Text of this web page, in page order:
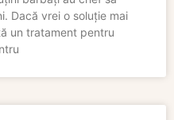
Dacă vrei o soluție mai
un tratament pentru